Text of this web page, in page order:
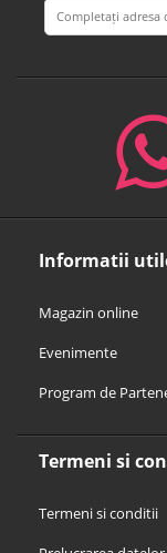
Informatii
Magazin online
Evenimente
Program de
Termeni si
Termeni si conditii